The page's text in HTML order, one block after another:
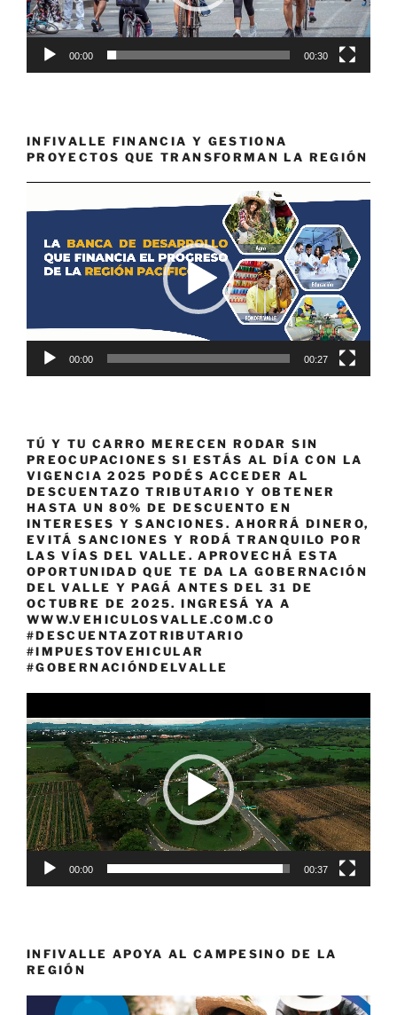
00:00 00:30
INFIVALLE FINANCIA Y GESTIONA
PROYECTOS QUE TRANSFORMAN LA REGIÓN
de
00:00 00:27
TÚ Y TU CARRO MERECEN RODAR SIN
PREOCUPACIONES SI ESTÁS AL DÍA CON LA
VIGENCIA 2025 PODÉS ACCEDER AL
DESCUENTAZO TRIBUTARIO Y OBTENER
HASTA UN 80% DE DESCUENTO EN
INTERESES Y SANCIONES. AHORRÁ DINERO,
EVITÁ SANCIONES Y RODÁ TRANQUILO POR
LAS VÍAS DEL VALLE. APROVECHÁ ESTA
OPORTUNIDAD QUE TE DA LA GOBERNACIÓN
DEL VALLE Y PAGÁ ANTES DEL 31 DE
OCTUBRE DE 2025. INGRESÁ YA A
WWW.VEHICULOSVALLE.COM.CO
#DESCUENTAZOTRIBUTARIO
#IMPUESTOVEHICULAR
#GOBERNACIÓNDELVALLE
de
vídeo
00:00 00:37
INFIVALLE APOYA AL CAMPESINO DE LA
REGIÓN